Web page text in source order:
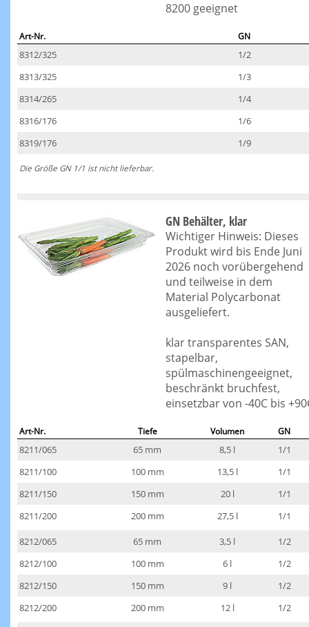
8200 geeignet
Art-Nr. GN
8312/325
1/2
8313/325
1/3
8314/265
1/4
8316/176
1/6
8319/176
1/9
Die Größe GN 1/1 ist nicht lieferbar.
GN Behälter, klar
Wichtiger Hinweis: Dieses
Produkt wird bis Ende Juni
2026 noch vorübergehend
und teilweise in dem
Material Polycarbonat
ausgeliefert.
klar transparentes SAN,
stapelbar,
spülmaschinengeeignet,
beschränkt bruchfest,
einsetzbar von -40C bis
Art-Nr. Tiefe Volumen GN
8211/065 65 mm 8,5 l
1/1
8211/100
100 mm 13,5 l
1/1
8211/150
150 mm 20 l
1/1
8211/200
200 mm 27,5 l 1/1
8212/065 65 mm 3,5 l
1/2
8212/100
100 mm 6 l
1/2
8212/150
150 mm 9 l
1/2
8212/200
200 mm 12 l 1/2